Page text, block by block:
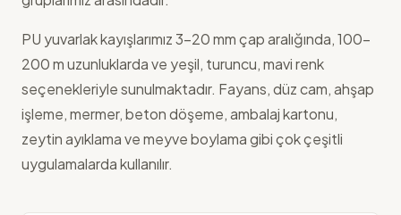
PU yuvarlak kayışlarımız 3-20 mm çap aralığında, 100-
200 m uzunluklarda ve yeşil, turuncu, mavi renk
seçenekleriyle sunulmaktadır. Fayans, düz cam, ahşap
işleme, mermer, beton döşeme, ambalaj kartonu,
zeytin ayıklama ve meyve boylama gibi çok çeşitli
uygulamalarda kullanılır.